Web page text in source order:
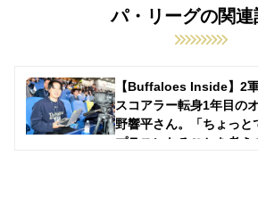
パ・リーグの関連
【Buffaloes Inside】2
スコアラー転身1年目の
野響平さん。「ちょっと
プラスになることを考え